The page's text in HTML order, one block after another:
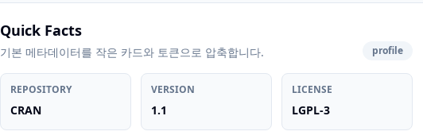
Quick Facts
기본 메타데이터를 작은 카드와 토큰으로 압축합니다. profile
REPOSITORY
CRAN
VERSION
1.1
LICENSE
LGPL-3